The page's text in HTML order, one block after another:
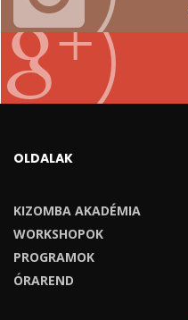
OLDALAK
KIZOMBA AKADÉMIA
WORKSHOPOK
PROGRAMOK
ÓRAREND